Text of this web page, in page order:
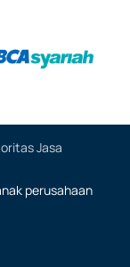
Jasa
perusahaan